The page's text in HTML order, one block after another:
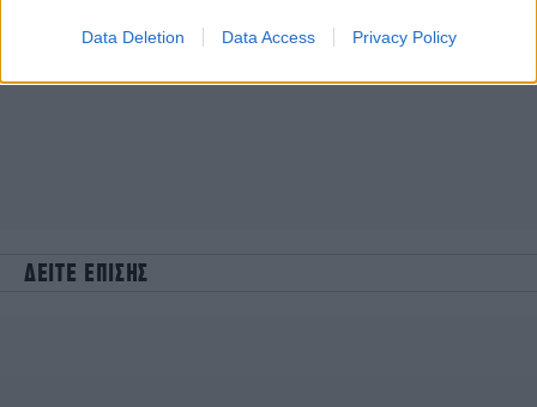
Data Deletion Data Access Privacy Policy
ΔΕΙΤΕ ΕΠΙΣΗΣ